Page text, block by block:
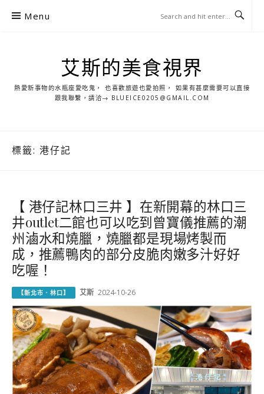
Menu
艾斯的美食視界
熱愛新事物的水瓶座愛吃鬼， 也喜歡旅遊也愛拍照， 如果有甚麼需要可以直接
跟我聯繫，請洽→ BLUEICE0205@GMAIL.COM
標籤: 港仔記
【 港仔記林口三井 】在新開幕的林口三
井outlet二館也可以吃到曾寶儀推薦的潮
州滷水和燒臘，燒臘都是現場烤製而
成，推薦鴨肉的部分皮脆肉嫩多汁好好
吃喔！
【新北市．林口】 艾斯 2024-10-26